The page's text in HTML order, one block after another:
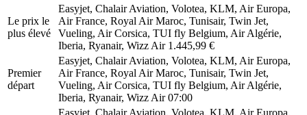
Le prix le
plus élevé
Easyjet, Chalair Aviation, Volotea, KLM, Air Europa,
Air France, Royal Air Maroc, Tunisair, Twin Jet,
Vueling, Air Corsica, TUI fly Belgium, Air Algérie,
Iberia, Ryanair, Wizz Air 1.445,99 €
Premier
départ
Easyjet, Chalair Aviation, Volotea, KLM, Air Europa,
Air France, Royal Air Maroc, Tunisair, Twin Jet,
Vueling, Air Corsica, TUI fly Belgium, Air Algérie,
Iberia, Ryanair, Wizz Air 07:00
Easyjet, Chalair Aviation, Volotea, KLM, Air Europa,